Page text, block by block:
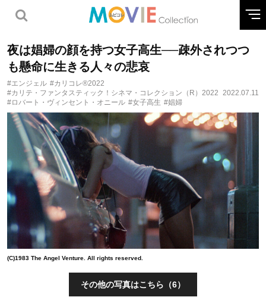
夜は娼婦の顔を持つ女子高生──疎外されつつ
も懸命に生きる人々の悲哀
#エンジェル #カリコレ®2022
#カリテ・ファンタスティック！シネマ・コレクション（R）2022
#ロバート・ヴィンセント・オニール #女子高生 #娼婦
2022.07.11
(C)1983 The Angel Venture. All rights reserved.
その他の写真はこちら（6）